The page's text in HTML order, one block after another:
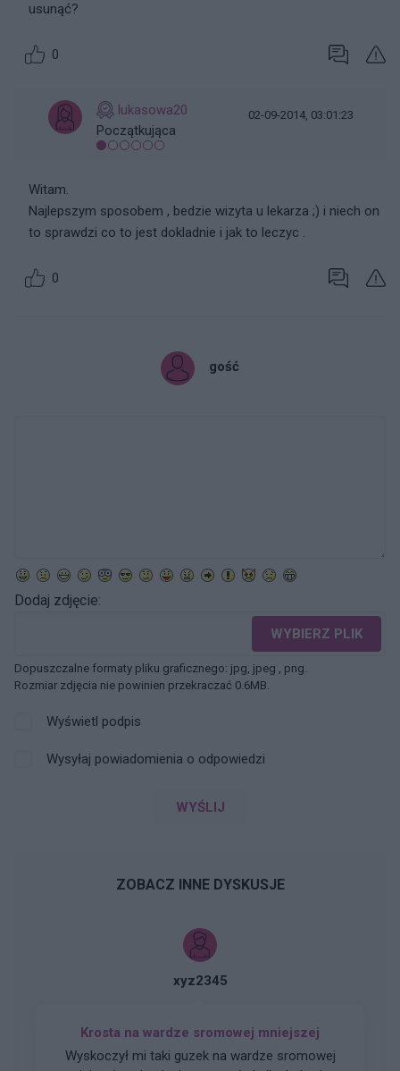
usunąć?
0
lukasowa20
Początkująca
02-09-2014, 03:01:23
Witam.
Najlepszym sposobem , bedzie wizyta u lekarza ;) i niech on
to sprawdzi co to jest dokladnie i jak to leczyc .
0
gość
Dodaj zdjęcie:
WYBIERZ PLIK
Dopuszczalne formaty pliku graficznego: jpg, jpeg , png.
Rozmiar zdjęcia nie powinien przekraczać 0.6MB.
Wyświetl podpis
Wysyłaj powiadomienia o odpowiedzi
WYŚLIJ
ZOBACZ INNE DYSKUSJE
xyz2345
Krosta na wardze sromowej mniejszej
Wyskoczył mi taki guzek na wardze sromowej